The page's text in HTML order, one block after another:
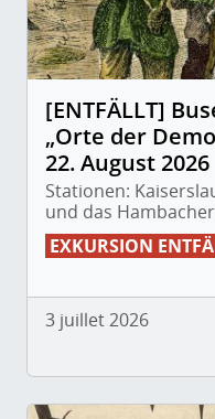
[ENTFÄLLT]
„Orte der
22. August 2026
Stationen:
und das
EXKURSION
3 juillet 2026